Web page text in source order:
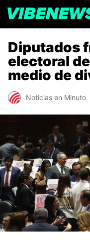
Diputados
electoral
medio de
Noticias en Minuto